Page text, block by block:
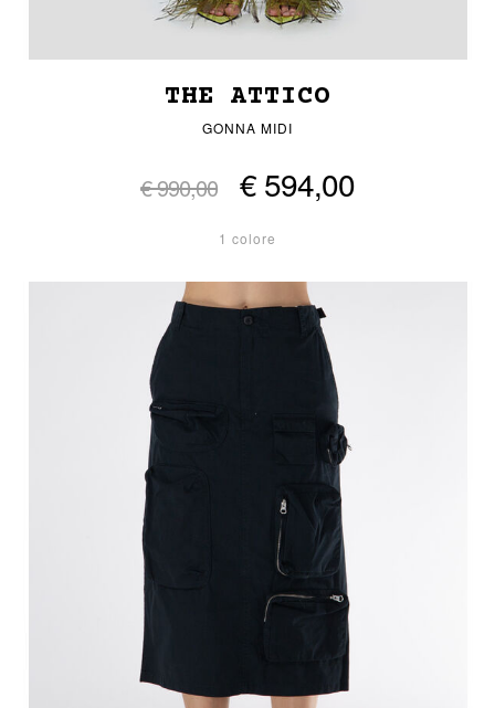
THE ATTICO
GONNA MIDI
€ 990,00 € 594,00
1 colore